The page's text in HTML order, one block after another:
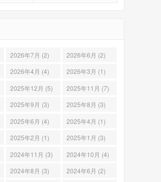
2026年7月 (2)
2026年6月 (2)
2026年4月 (4)
2026年3月 (1)
2025年12月 (5)
2025年11月 (7)
2025年9月 (3)
2025年8月 (3)
2025年6月 (4)
2025年4月 (1)
2025年2月 (1)
2025年1月 (3)
2024年11月 (3)
2024年10月 (4)
2024年8月 (3)
2024年6月 (2)